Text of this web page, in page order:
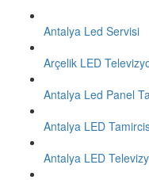
Antalya Led Servisi
Arçelik LED
Antalya Led Panel
Antalya LED
Antalya LED